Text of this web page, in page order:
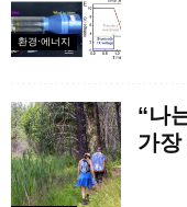
환경·에너지
“나
가